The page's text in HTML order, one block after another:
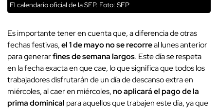
El calendario oficial de la SEP. Foto: SEP
Es importante tener en cuenta que, a diferencia de otras
fechas festivas,el 1 de mayono se recorreal lunes anterior
para generarfines de semana largos. Este día se respeta
en la fecha exacta en que cae, lo que significa que todos los
trabajadores disfrutarán de un día de descanso extra en
miércoles, al caer en miércoles,no aplicará el pago de la
prima dominical para aquellos que trabajen este día, ya que